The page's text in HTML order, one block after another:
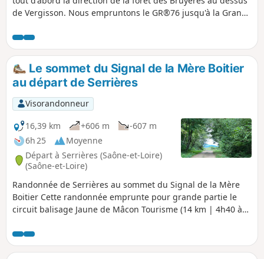
de Vergisson. Nous empruntons le GR®76 jusqu'à la Grange
Grosne en direction de Burnaizé et les Guèrins. Nous
remontons vers la Fontaine Marguerite sur le versant Nord-
Est de la Mère Boitier. Le retour par le hameau des
Provenchères et les Monterrains nous offrent de très belles
vues.
Le sommet du Signal de la Mère Boitier
au départ de Serrières
Visorandonneur
16,39 km
+606 m
-607 m
6h 25
Moyenne
Départ à Serrières (Saône-et-Loire)
(Saône-et-Loire)
Randonnée de Serrières au sommet du Signal de la Mère
Boitier Cette randonnée emprunte pour grande partie le
circuit balisage Jaune de Mâcon Tourisme (14 km | 4h40 à
des Crêtes, balisé en Bleu de la Mère Boitier au hameau Les
Guérins.